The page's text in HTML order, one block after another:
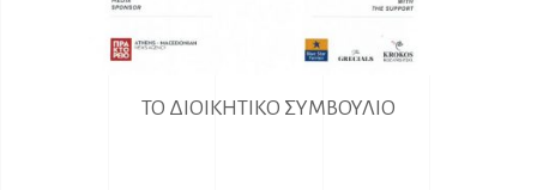
ΤΟ ΔΙΟΙΚΗΤΙΚΟ ΣΥΜΒΟΥΛΙΟ